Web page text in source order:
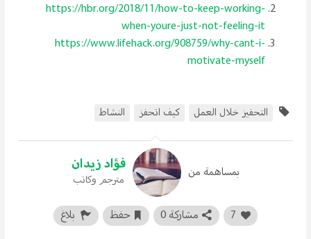
https://hbr.org/2018/11/how-to-keep-working-
when-youre-just-not-feeling-it
https://www.lifehack.org/908759/why-cant-i-
motivate-myself
التحفيز خلال العمل كيف اتحفز النشاط
بمساهمة من فؤاد زيدان
مترجم وكاتب
7 مشاركة 0 حفظ بلاغ